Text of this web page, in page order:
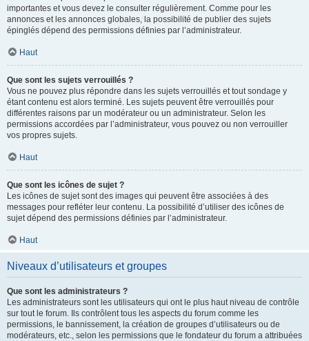
importantes et vous devez le consulter régulièrement. Comme pour les
annonces et les annonces globales, la possibilité de publier des sujets
épinglés dépend des permissions définies par l’administrateur.
Haut
Que sont les sujets verrouillés ?
Vous ne pouvez plus répondre dans les sujets verrouillés et tout sondage y
étant contenu est alors terminé. Les sujets peuvent être verrouillés pour
différentes raisons par un modérateur ou un administrateur. Selon les
permissions accordées par l’administrateur, vous pouvez ou non verrouiller
vos propres sujets.
Haut
Que sont les icônes de sujet ?
Les icônes de sujet sont des images qui peuvent être associées à des
messages pour refléter leur contenu. La possibilité d’utiliser des icônes de
sujet dépend des permissions définies par l’administrateur.
Haut
Niveaux d’utilisateurs et groupes
Que sont les administrateurs ?
Les administrateurs sont les utilisateurs qui ont le plus haut niveau de contrôle
sur tout le forum. Ils contrôlent tous les aspects du forum comme les
permissions, le bannissement, la création de groupes d’utilisateurs ou de
modérateurs, etc., selon les permissions que le fondateur du forum a attribuées